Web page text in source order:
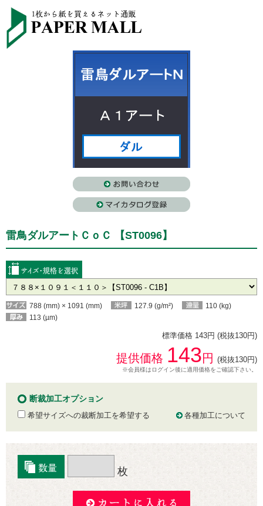
雷鳥ダルアートＣｏＣ 【ST0096】
788 (mm) × 1091 (mm) 127.9 (g/m²)
110 (kg)
113 (µm)
標準価格 143円 (税抜130円)
提供価格 143円 (税抜130円)
※会員様はログイン後に適用価格をご確認下さい。
断裁加工オプション
希望サイズへの裁断加工を希望する 各種加工について
枚